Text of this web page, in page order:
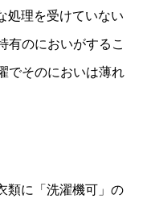
処理を受けていない
有のにおいがするこ
でそのにおいは薄れ
類に「洗濯機可」の